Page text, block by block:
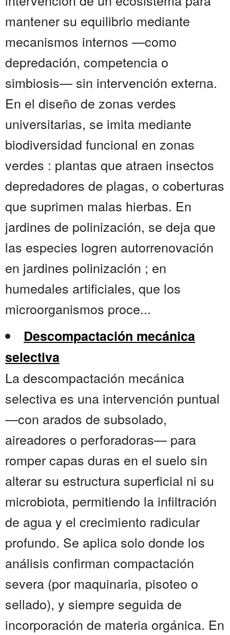
mantener su equilibrio mediante
mecanismos internos —como
depredación, competencia o
simbiosis— sin intervención externa.
En el diseño de zonas verdes
universitarias, se imita mediante
biodiversidad funcional en zonas
verdes : plantas que atraen insectos
depredadores de plagas, o coberturas
que suprimen malas hierbas. En
jardines de polinización, se deja que
las especies logren autorrenovación
en jardines polinización ; en
humedales artificiales, que los
microorganismos proce...
Descompactación mecánica
selectiva
La descompactación mecánica
selectiva es una intervención puntual
—con arados de subsolado,
aireadores o perforadoras— para
romper capas duras en el suelo sin
alterar su estructura superficial ni su
microbiota, permitiendo la infiltración
de agua y el crecimiento radicular
profundo. Se aplica solo donde los
análisis confirman compactación
severa (por maquinaria, pisoteo o
sellado), y siempre seguida de
incorporación de materia orgánica. En